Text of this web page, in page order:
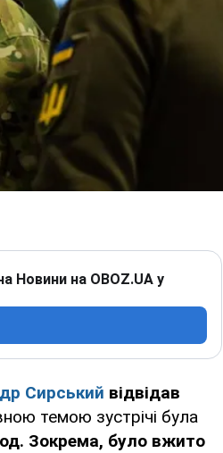
Новини на OBOZ.UA у
Сирський відвідав
темою зустрічі була
Зокрема, було вжито